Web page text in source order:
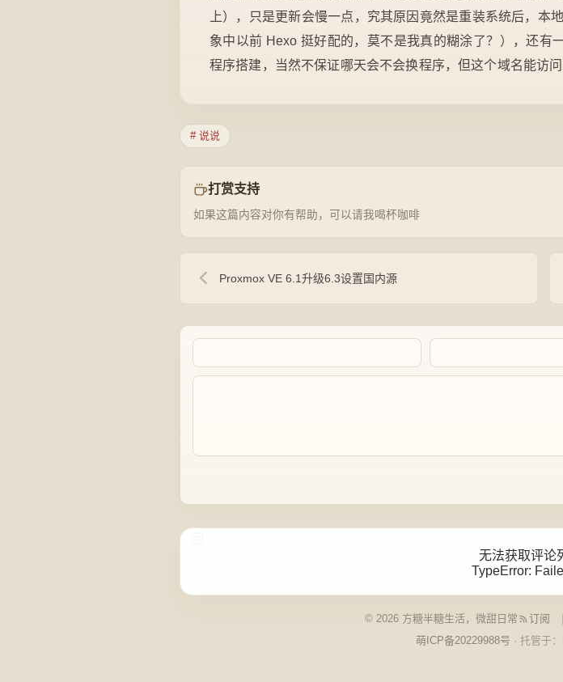
上），只是更新会慢一点，究其原因竟然是重装系统后，
象中以前 Hexo 挺好配的，莫不是我真的糊涂了？），还有
程序搭建，当然不保证哪天会不会换程序，但这个域名能访
# 说说
打赏支持
如果这篇内容对你有帮助，可以请我喝杯咖啡
Proxmox VE 6.1升级6.3设置国内源
无法获取评论
TypeError:
© 2026 方糖半糖生活，微甜日常 订阅
萌ICP备20229988号 · 托管于：